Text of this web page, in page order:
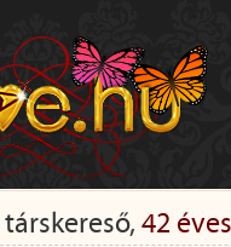
társkereső, 42 éves